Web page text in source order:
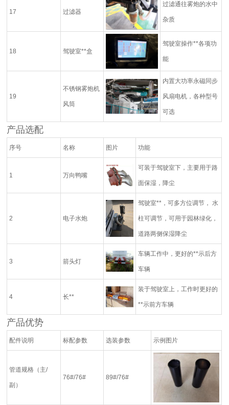
17 过滤器
过滤通往雾炮的水中
杂质
18 驾驶室**盒
驾驶室操作**各项功
能
19
不锈钢雾炮机
风筒
内置大功率永磁同步
风扇电机，各种型号
可选
产品选配
序号 名称 图片 功能
1 万向鸭嘴
可装于驾驶室下，主要用于路
面保湿，降尘
2 电子水炮
驾驶室**，可多方位调节， 水
柱可调节，可用于园林绿化，
道路两侧保湿降尘
3 箭头灯
车辆工作中，更好的**示后方
车辆
4 长**
装于驾驶室上，工作时更好的
**示前方车辆
产品优势
配件说明 标配参数 选装参数 示例图片
管道规格（主/
副）
76#/76# 89#/76#